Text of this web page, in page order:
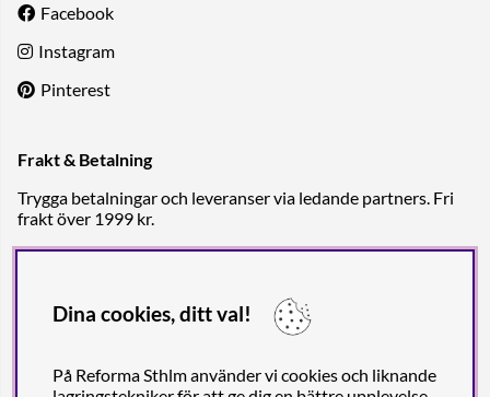
Facebook
Instagram
Pinterest
Frakt & Betalning
Trygga betalningar och leveranser via ledande partners. Fri
frakt över 1999 kr.
Dina cookies, ditt val!
På Reforma Sthlm använder vi cookies och liknande